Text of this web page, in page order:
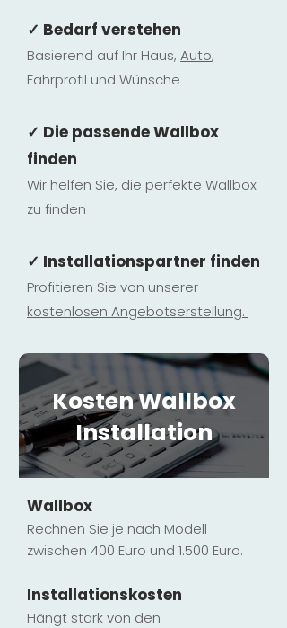
✓ Bedarf verstehen
Basierend auf Ihr Haus, Auto,
Fahrprofil und Wünsche
✓ Die passende Wallbox
finden
Wir helfen Sie, die perfekte Wallbox
zu finden
✓ Installationspartner finden
Profitieren Sie von unserer
kostenlosen Angebotserstellung.
Kosten Wallbox
Installation
Wallbox
Rechnen Sie je nach Modell
zwischen 400 Euro und 1.500 Euro.
Installationskosten
Hängt stark von den